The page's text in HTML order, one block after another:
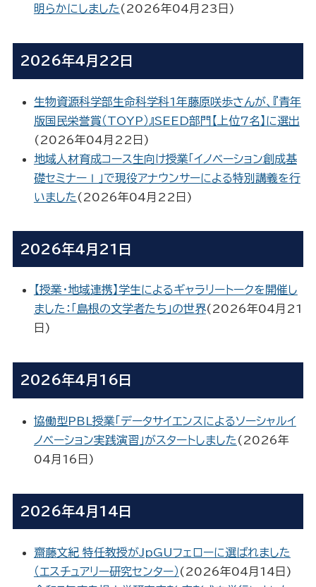
明らかにしました ( 2026年04月23日 )
2026年4月22日
生物資源科学部生命科学科1年藤原咲歩さんが、『青年
版国民栄誉賞（TOYP）』SEED部門【上位7名】に選出
( 2026年04月22日 )
地域人材育成コース生向け授業「イノベーション創成基
礎セミナーⅠ」で現役アナウンサーによる特別講義を行
いました ( 2026年04月22日 )
2026年4月21日
【授業・地域連携】学生によるギャラリートークを開催し
ました：「島根の文学者たち」の世界( 2026年04月21
日 )
2026年4月16日
協働型PBL授業「データサイエンスによるソーシャルイ
ノベーション実践演習」がスタートしました ( 2026年
04月16日 )
2026年4月14日
齋藤文紀 特任教授がJpGUフェローに選ばれました
（エスチュアリー研究センター） (2026年04月14日 )